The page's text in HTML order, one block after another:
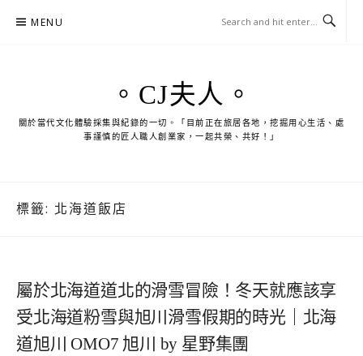
MENU
。CJ夫人。
關於當代文化體驗採集與紀錄的一切。「目前正在旅居各地，挖掘用心生活、處
事謹慎的匠人職人創業家，一起共榮、共好！」
標籤: 北海道飯店
屬於北海道道北的滑雪冒險！冬天就應該享
受北海道粉雪與旭川滑雪假期的時光｜北海
道旭川 OMO7 旭川 by 星野集團